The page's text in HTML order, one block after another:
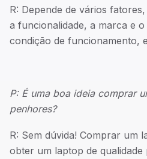
R: Depende de vários
a funcionalidade, a marca e
condição de funcionamento,
P: É uma boa ideia comprar
penhores?
R: Sem dúvida! Comprar um
obter um laptop de